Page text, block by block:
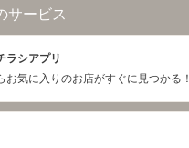
サービス
ラシアプリ
お気に入りのお店がすぐに見つかる！